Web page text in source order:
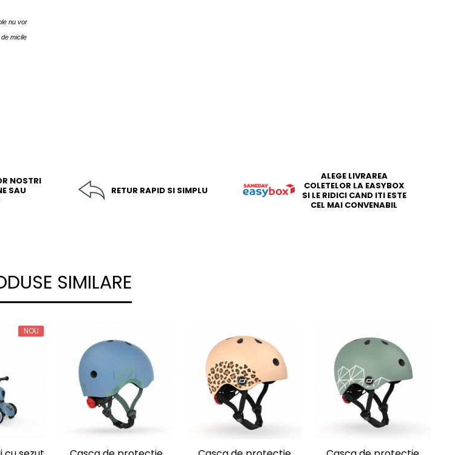
nu vor
micile
NOSTRI
SAU
RETUR RAPID SI SIMPLU
ALEGE LIVRAREA
COLETELOR LA EASYBOX
SI LE RIDICI CAND ITI ESTE
CEL MAI CONVENABIL
SIMILARE
NOU